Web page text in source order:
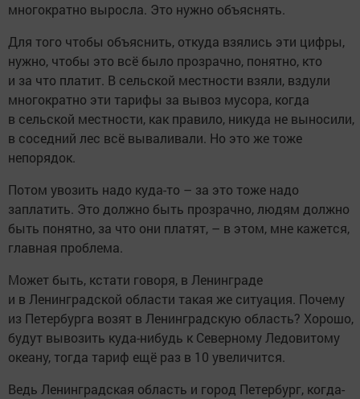
многократно выросла. Это нужно объяснять.
Для того чтобы объяснить, откуда взялись эти цифры,
нужно, чтобы это всё было прозрачно, понятно, кто
и за что платит. В сельской местности взяли, вздули
многократно эти тарифы за вывоз мусора, когда
в сельской местности, как правило, никуда не выносили,
в соседний лес всё вываливали. Но это же тоже
непорядок.
Потом увозить надо куда-то – за это тоже надо
заплатить. Это должно быть прозрачно, людям должно
быть понятно, за что они платят, – в этом, мне кажется,
главная проблема.
Может быть, кстати говоря, в Ленинграде
и в Ленинградской области такая же ситуация. Почему
из Петербурга возят в Ленинградскую область? Хорошо,
будут вывозить куда-нибудь к Северному Ледовитому
океану, тогда тариф ещё раз в 10 увеличится.
Ведь Ленинградская область и город Петербург, когда-